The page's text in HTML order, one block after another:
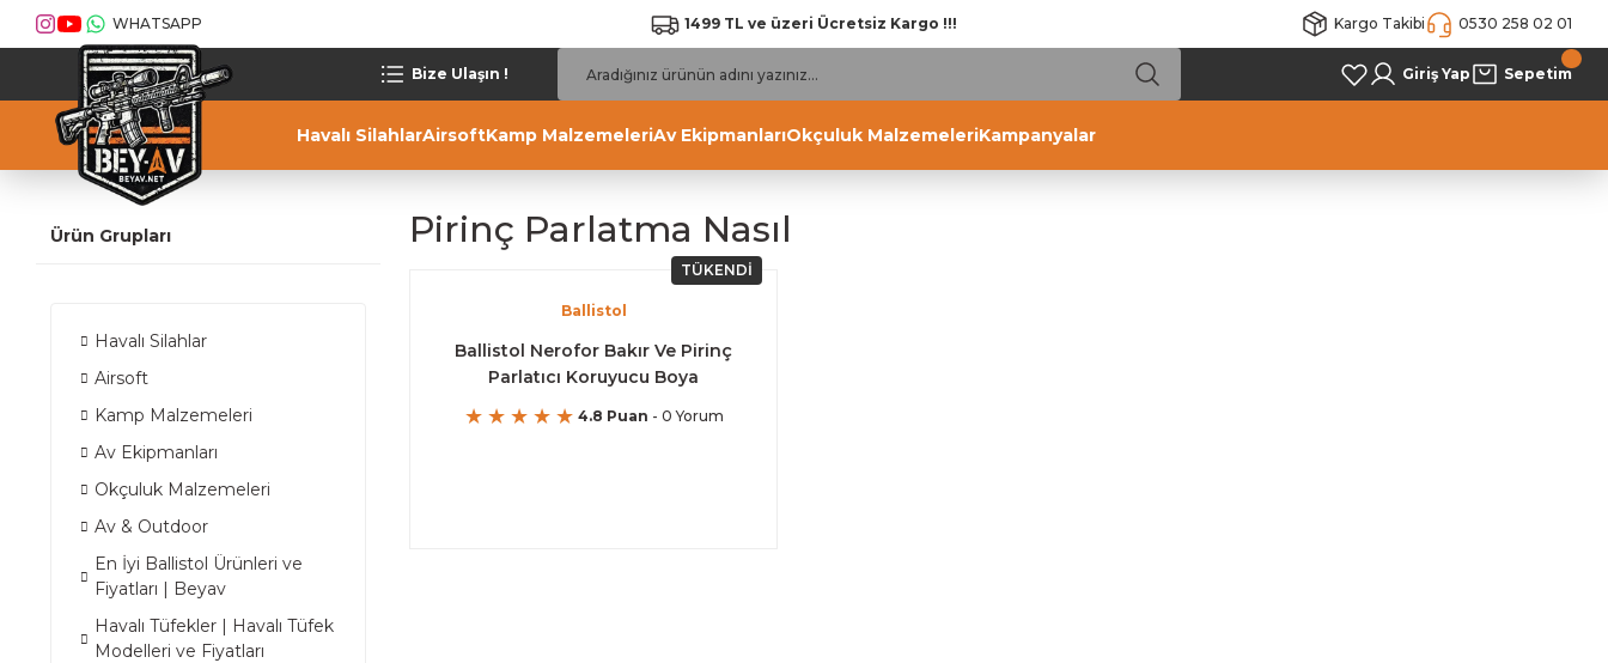
WHATSAPP 1499 TL ve üzeri Ücretsiz Kargo !!! Kargo Takibi 0530 258 02 01
Bize Ulaşın ! Giriş Yap Sepetim
Havalı SilahlarAirsoftKamp MalzemeleriAv EkipmanlarıOkçuluk MalzemeleriKampanyalar
Ürün Grupları
Havalı Silahlar
Airsoft
Kamp Malzemeleri
Av Ekipmanları
Okçuluk Malzemeleri
Av & Outdoor
En İyi Ballistol Ürünleri ve
Fiyatları | Beyav
Havalı Tüfekler | Havalı Tüfek
Modelleri ve Fiyatları
Pirinç Parlatma Nasıl
TÜKENDİ
Ballistol
Ballistol Nerofor Bakır Ve Pirinç
Parlatıcı Koruyucu Boya
4.8 Puan - 0 Yorum